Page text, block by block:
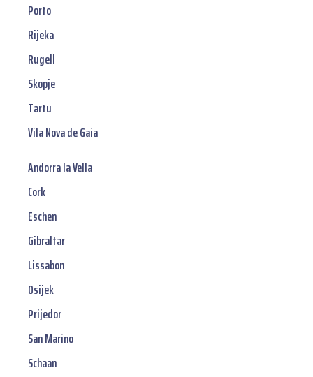
Porto
Rijeka
Rugell
Skopje
Tartu
Vila Nova de Gaia
Andorra la Vella
Cork
Eschen
Gibraltar
Lissabon
Osijek
Prijedor
San Marino
Schaan